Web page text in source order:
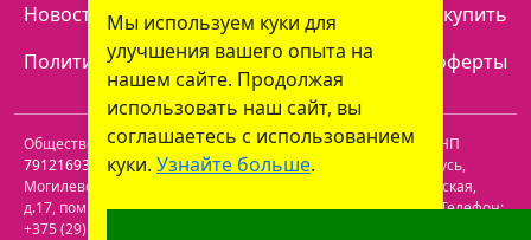
Новости
Доставка
Как купить
Политика конфиденциальности
Договор оферты
Общество с ограниченной ответственностью "Пролайф" УНП
791216930
. Юридический адрес:213809, Республика Беларусь,
Могилевская обл.
ул. Пролетарская,
д.17, пом. 116. Лицензия №43200000061717 от 30.06.2020г. Телефон:
+375 (29) 613-08-30
Мы используем куки для
улучшения вашего опыта на
нашем сайте. Продолжая
использовать наш сайт, вы
соглашаетесь с использованием
куки. Узнайте больше.